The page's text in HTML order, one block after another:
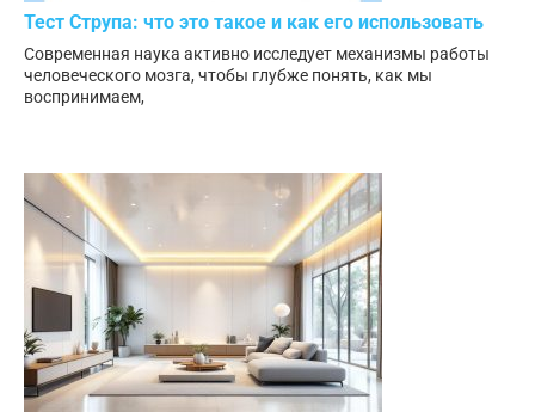
Тест Струпа: что это такое и как его использовать
Современная наука активно исследует механизмы работы
человеческого мозга, чтобы глубже понять, как мы
воспринимаем,